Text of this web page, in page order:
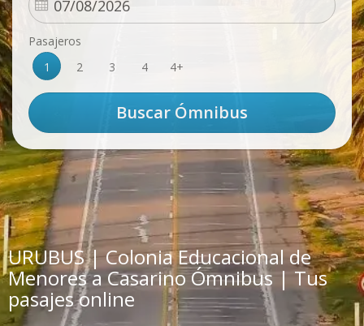
Pasajeros
1
2 3 4 4+
URUBUS | Colonia Educacional de
Menores a Casarino Ómnibus | Tus
pasajes online